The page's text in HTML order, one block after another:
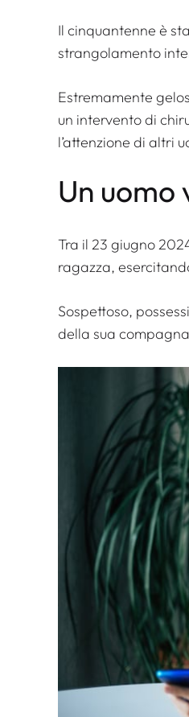
Il cinquantenne è
strangolamento
Estremamente
un intervento di
l’attenzione di altri
Un uomo
Tra il 23 giugno
ragazza,
Sospettoso,
della sua